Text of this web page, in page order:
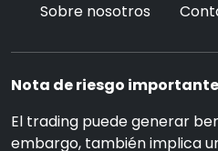
Sobre nosotros
Nota de riesgo
El trading puede generar
embargo, también implica